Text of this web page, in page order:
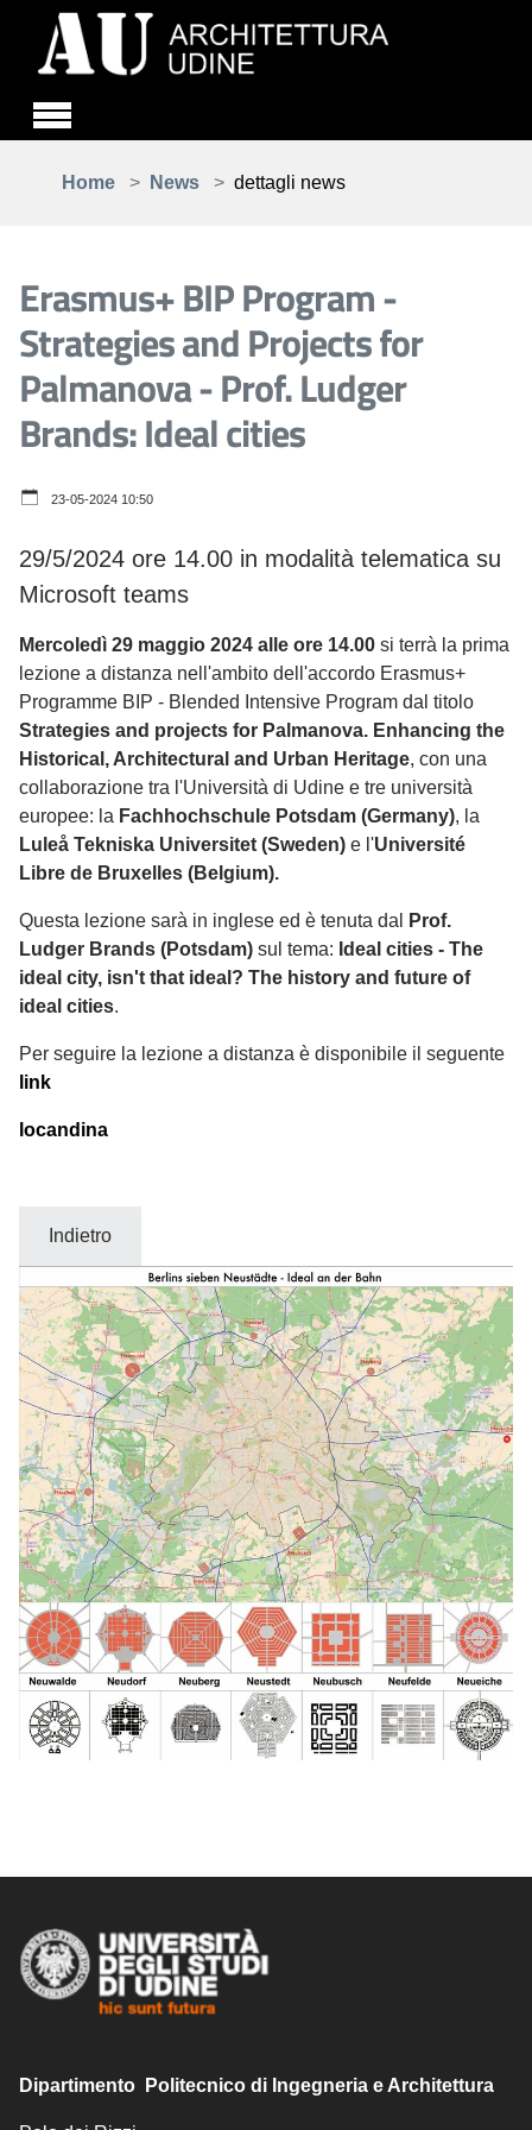
Home
News dettagli news
Erasmus+ BIP Program -
Strategies and Projects for
Palmanova - Prof. Ludger
Brands: Ideal cities
23-05-2024 10:50
29/5/2024 ore 14.00 in modalità telematica su
Microsoft teams
Mercoledì 29 maggio 2024 alle ore 14.00 si terrà la prima
lezione a distanza nell'ambito dell'accordo Erasmus+
Programme BIP - Blended Intensive Program dal titolo
Strategies and projects for Palmanova. Enhancing the
Historical, Architectural and Urban Heritage, con una
collaborazione tra l'Università di Udine e tre università
europee: la Fachhochschule Potsdam (Germany), la
Luleå Tekniska Universitet (Sweden) e l'Université
Libre de Bruxelles (Belgium).
Questa lezione sarà in inglese ed è tenuta dal
Prof.
Ludger Brands (Potsdam) sul tema: Ideal cities - The
ideal city, isn't that ideal? The history and future of
ideal cities.
Per seguire la lezione a distanza è disponibile il seguente
link
locandina
Indietro
Dipartimento Politecnico di Ingegneria e Architettura